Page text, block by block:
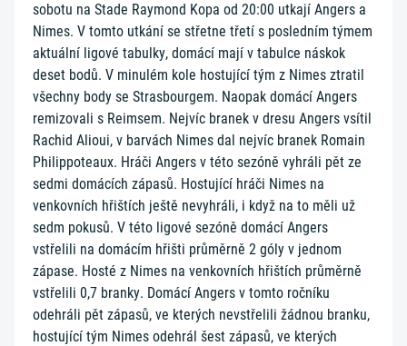
sobotu na Stade Raymond Kopa od 20:00 utkají Angers a
Nimes. V tomto utkání se střetne třetí s posledním týmem
aktuální ligové tabulky, domácí mají v tabulce náskok
deset bodů. V minulém kole hostující tým z Nimes ztratil
všechny body se Strasbourgem. Naopak domácí Angers
remizovali s Reimsem. Nejvíc branek v dresu Angers vsítil
Rachid Alioui, v barvách Nimes dal nejvíc branek Romain
Philippoteaux. Hráči Angers v této sezóně vyhráli pět ze
sedmi domácích zápasů. Hostující hráči Nimes na
venkovních hřištích ještě nevyhráli, i když na to měli už
sedm pokusů. V této ligové sezóně domácí Angers
vstřelili na domácím hřišti průměrně 2 góly v jednom
zápase. Hosté z Nimes na venkovních hřištích průměrně
vstřelili 0,7 branky. Domácí Angers v tomto ročníku
odehráli pět zápasů, ve kterých nevstřelili žádnou branku,
hostující tým Nimes odehrál šest zápasů, ve kterých